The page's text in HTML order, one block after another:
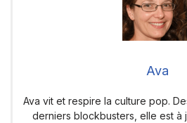
Ava
Ava vit et respire la culture pop.
derniers blockbusters, elle est à